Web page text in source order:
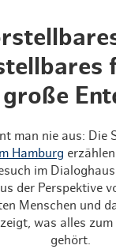
man nie aus: Die
Hamburg
im
der Perspektive
Menschen und
zeigt, was alles
gehört.